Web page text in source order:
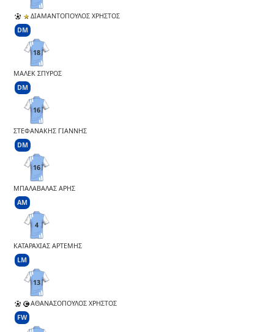
ΔΙΑΜΑΝΤΟΠΟΥΛΟΣ ΧΡΗΣΤΟΣ
DM
18
ΜΑΛΕΚ ΣΠΥΡΟΣ
DM
16
ΣΤΕΦΑΝΑΚΗΣ ΓΙΑΝΝΗΣ
DM
16
ΜΠΑΛΑΒΑΛΑΣ ΑΡΗΣ
AM
4
ΚΑΤΑΡΑΧΙΑΣ ΑΡΤΕΜΗΣ
LM
13
ΑΘΑΝΑΣΟΠΟΥΛΟΣ ΧΡΗΣΤΟΣ
FW